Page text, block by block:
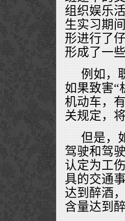
组织娱乐
生实习期
形进行了
形成了一
例如，
如果致害“
机动车，
关规定，
但是，
驾驶和驾
认定为工
具的交通
达到醉酒
含量达到